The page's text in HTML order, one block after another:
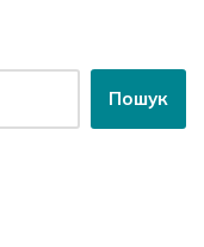
Пошук